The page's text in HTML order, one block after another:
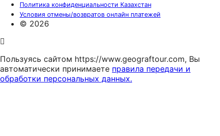
Политика конфиденциальности Казахстан
Условия отмены/возвратов онлайн платежей
© 2026
Пользуясь сайтом https://www.geograftour.com, Вы
автоматически принимаете правила передачи и
обработки персональных данных.